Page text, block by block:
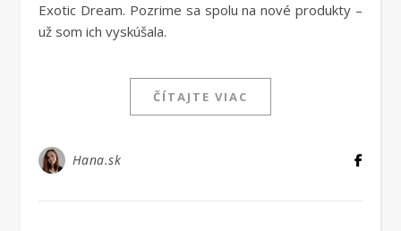
Exotic Dream. Pozrime sa spolu na nové produkty –
už som ich vyskúšala.
ČÍTAJTE VIAC
Hana.sk